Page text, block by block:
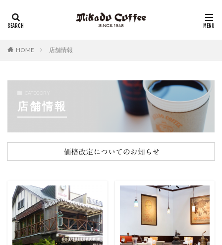
HOME 店舗情報
店舗情報
リキッドコーヒー アイスコーヒー
チーズケーキ